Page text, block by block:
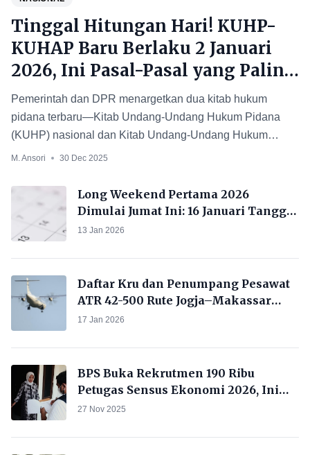
Tinggal Hitungan Hari! KUHP-
KUHAP Baru Berlaku 2 Januari
2026, Ini Pasal-Pasal yang Paling
Disorot Publik
Pemerintah dan DPR menargetkan dua kitab hukum
pidana terbaru—Kitab Undang-Undang Hukum Pidana
(KUHP) nasional dan Kitab Undang-Undang Hukum
Acara Pidana (KUHAP
M. Ansori 30 Dec 2025
Long Weekend Pertama 2026
Dimulai Jumat Ini: 16 Januari Tanggal
Merah, Libur 3 Hari Beruntun
13 Jan 2026
Daftar Kru dan Penumpang Pesawat
ATR 42-500 Rute Jogja–Makassar
Hilang Kontak di Maros
17 Jan 2026
BPS Buka Rekrutmen 190 Ribu
Petugas Sensus Ekonomi 2026, Ini
Syarat & Cara Daftarnya
27 Nov 2025